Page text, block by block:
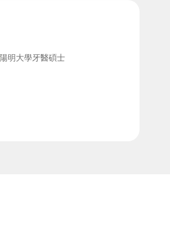
陽明大學牙醫碩士